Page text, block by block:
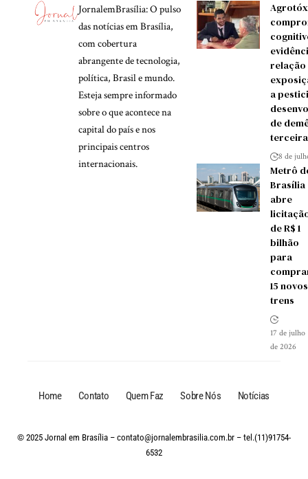
JornalemBrasília: O pulso
das notícias em Brasília,
com cobertura
abrangente de tecnologia,
política, Brasil e mundo.
Esteja sempre informado
sobre o que acontece na
capital do país e nos
principais centros
internacionais.
a
de
8 de
Metrô
Brasília
abre
de R$ 1
bilhão
para
15 novos
trens
17 de julho
de 2026
Home Contato Quem Faz Sobre Nós Notícias
© 2025 Jornal em Brasília – contato@jornalembrasilia.com.br – tel.(11)91754-
6532